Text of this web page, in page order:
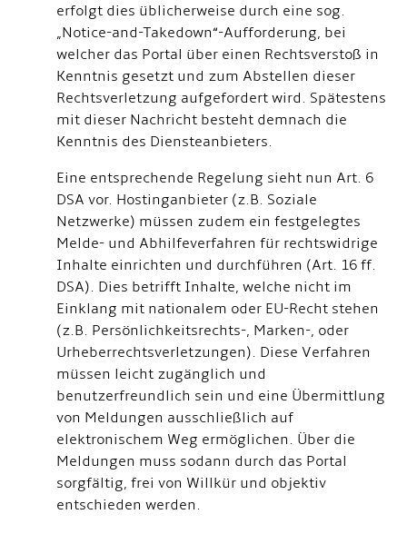
erfolgt dies üblicherweise durch eine sog.
„Notice-and-Takedown“-Aufforderung, bei
welcher das Portal über einen Rechtsverstoß in
Kenntnis gesetzt und zum Abstellen dieser
Rechtsverletzung aufgefordert wird. Spätestens
mit dieser Nachricht besteht demnach die
Kenntnis des Diensteanbieters.
Eine entsprechende Regelung sieht nun Art. 6
DSA vor. Hostinganbieter (z.B. Soziale
Netzwerke) müssen zudem ein festgelegtes
Melde- und Abhilfeverfahren für rechtswidrige
Inhalte einrichten und durchführen (Art. 16 ff.
DSA). Dies betrifft Inhalte, welche nicht im
Einklang mit nationalem oder EU-Recht stehen
(z.B. Persönlichkeitsrechts-, Marken-, oder
Urheberrechtsverletzungen). Diese Verfahren
müssen leicht zugänglich und
benutzerfreundlich sein und eine Übermittlung
von Meldungen ausschließlich auf
elektronischem Weg ermöglichen. Über die
Meldungen muss sodann durch das Portal
sorgfältig, frei von Willkür und objektiv
entschieden werden.